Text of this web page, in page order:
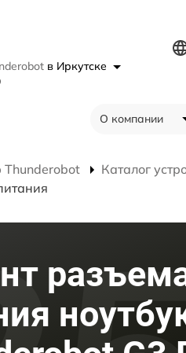
в Иркутске
О компании
Thunderobot Каталог